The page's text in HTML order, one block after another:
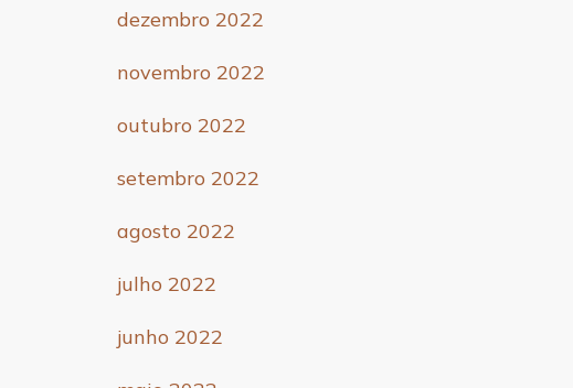
dezembro 2022
novembro 2022
outubro 2022
setembro 2022
agosto 2022
julho 2022
junho 2022